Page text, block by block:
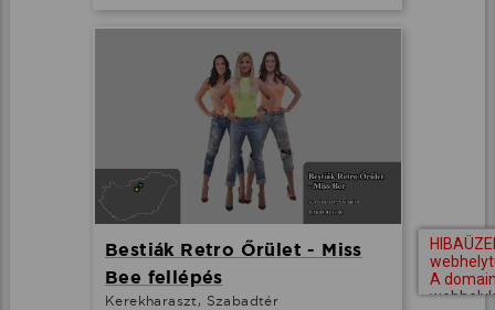
Bestiák Retro Őrület - Miss
Bee fellépés
Kerekharaszt, Szabadtér